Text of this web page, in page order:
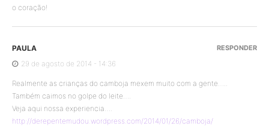
o coração!
PAULA
29 de agosto de 2014 - 14:36
Realmente as crianças do camboja mexem muito com a gente…..
Também caimos no golpe do leite….
Veja aqui nossa experiencia….
http://derepentemudou.wordpress.com/2014/01/26/camboja/
RESPONDER